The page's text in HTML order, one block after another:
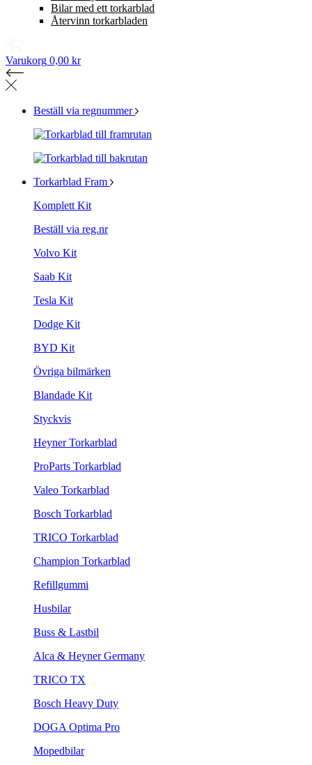
Bilar med ett torkarblad
Återvinn torkarbladen
Varukorg 0,00 kr
Beställ via regnummer
Torkarblad Fram
Komplett Kit
Beställ via reg.nr
Volvo Kit
Saab Kit
Tesla Kit
Dodge Kit
BYD Kit
Övriga bilmärken
Blandade Kit
Styckvis
Heyner Torkarblad
ProParts Torkarblad
Valeo Torkarblad
Bosch Torkarblad
TRICO Torkarblad
Champion Torkarblad
Refillgummi
Husbilar
Buss & Lastbil
Alca & Heyner Germany
TRICO TX
Bosch Heavy Duty
DOGA Optima Pro
Mopedbilar